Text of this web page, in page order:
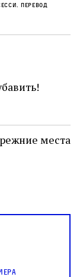
но и
день в этих
Перевод
места